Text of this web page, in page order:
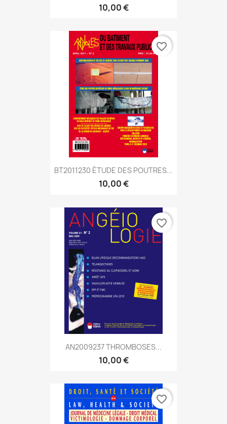
10,00 €
BT2011230 ÉTUDE DES POUTRES...
10,00 €
favorite_border
AN2009237 THROMBOSES...
10,00 €
favorite_border
favorite_border